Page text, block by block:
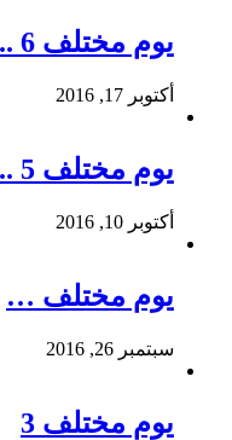
يوم مختلف 6 ..
أكتوبر 17, 2016
يوم مختلف 5 ..
أكتوبر 10, 2016
يوم مختلف …
سبتمبر 26, 2016
يوم مختلف 3